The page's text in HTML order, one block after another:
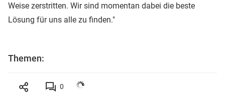
Weise zerstritten. Wir sind momentan dabei die beste
Lösung für uns alle zu finden."
Themen:
0